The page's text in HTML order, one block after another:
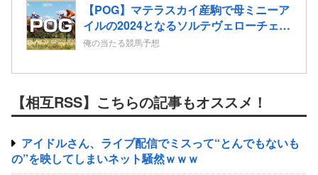
【POG】マテラスカイ産駒で母ミニーア
イルの2024となるソルテヴェローチェの
2歳情報
俺の当たる競馬予想
【相互RSS】こちらの記事もオススメ！
アイドルさん、ライブ配信でミスって“とんでもないも
の”を映してしまいネット騒然ｗｗｗ